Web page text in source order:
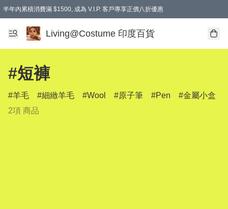
半年內累積消費滿 $1500, 成為 V.I.P. 客戶專享正價八折優惠
滿$600免本地運費
Living@Costume 印度百貨
#短褲
羊毛 細緻羊毛 Wool 原子筆 Pen
金屬小盒
2項 商品